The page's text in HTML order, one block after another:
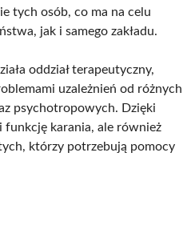
tych osób, co ma na celu
jak i samego zakładu.
oddział terapeutyczny,
uzależnień od różnych
psychotropowych. Dzięki
funkcję karania, ale również
którzy potrzebują pomocy